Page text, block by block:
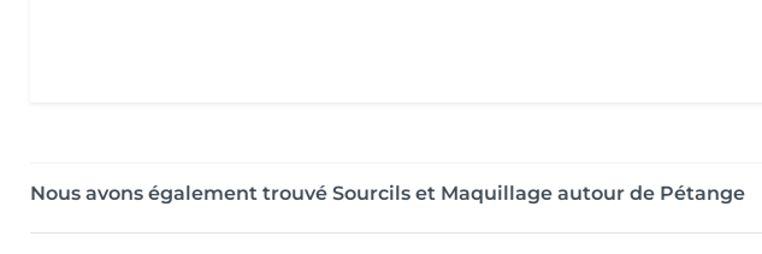
Nous avons également trouvé Sourcils et Maquillage autour de Pétange